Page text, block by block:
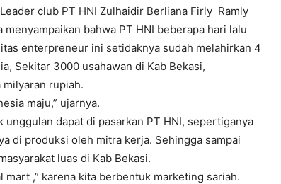
club PT HNI Zulhaidir Berliana Firly Ramly
bahwa PT HNI beberapa hari lalu
enterpreneur ini setidaknya sudah melahirkan 4
Sekitar 3000 usahawan di Kab Bekasi,
rupiah.
maju,” ujarnya.
dapat di pasarkan PT HNI, sepertiganya
di produksi oleh mitra kerja. Sehingga sampai
luas di Kab Bekasi.
,” karena kita berbentuk marketing sariah.